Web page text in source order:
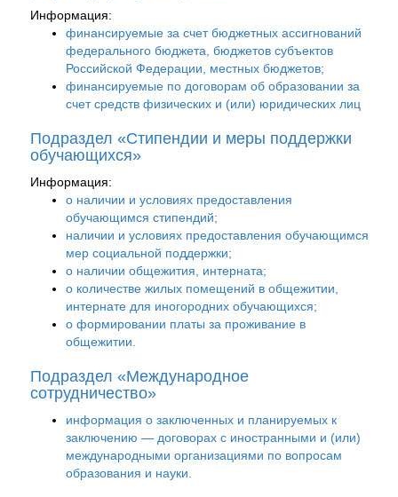
Информация:
финансируемые за счет бюджетных ассигнований
федерального бюджета, бюджетов субъектов
Российской Федерации, местных бюджетов;
финансируемые по договорам об образовании за
счет средств физических и (или) юридических лиц
Подраздел «Стипендии и меры поддержки
обучающихся»
Информация:
о наличии и условиях предоставления
обучающимся стипендий;
наличии и условиях предоставления обучающимся
мер социальной поддержки;
о наличии общежития, интерната;
о количестве жилых помещений в общежитии,
интернате для иногородних обучающихся;
о формировании платы за проживание в
общежитии.
Подраздел «Международное
сотрудничество»
информация о заключенных и планируемых к
заключению — договорах с иностранными и (или)
международными организациями по вопросам
образования и науки.